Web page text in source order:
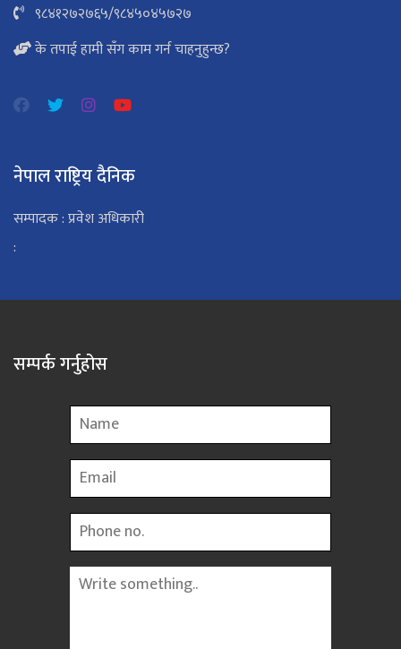
९८४१२७२७६५/९८४५०४५७२७
के तपाई हामी सँग काम गर्न चाहनुहुन्छ?
नेपाल राष्ट्रिय दैनिक
सम्पादक : प्रवेश अधिकारी
:
सम्पर्क गर्नुहोस
Name
Email
Phone
Message